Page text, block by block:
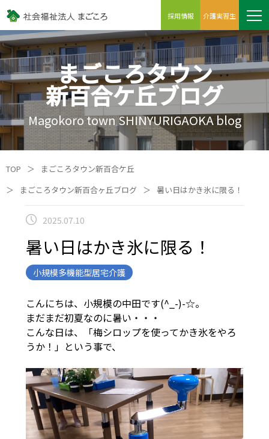
採用情報 介護実習生
まごころタウン
新百合ケ丘ブログ
Magokoro town SHINYURIGAOKA blog
TOP ＞
まごころタウン新百合ケ丘
＞
まごころタウン新百合ヶ丘ブログ ＞ 暑い日はかき氷に限る！
2025.07.10
暑い日はかき氷に限る！
小規模多機能型居宅介護
こんにちは、小規模の中田です(^_-)-☆。
まだまだ初夏なのに暑い・・・
こんな日は、「梅シロップを使ってかき氷をやろ
うか！」という事で、